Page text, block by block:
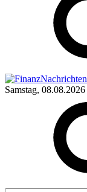
Samstag, 08.08.2026